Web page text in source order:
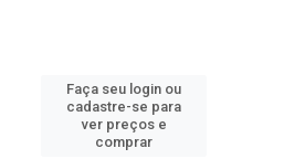
Faça seu login ou
cadastre-se para
ver preços e
comprar